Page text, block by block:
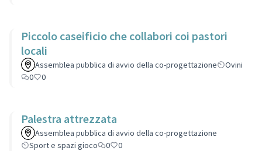
Piccolo caseificio che collabori coi pastori
locali
Assemblea pubblica di avvio della co-progettazione
Ovini
0
0
Palestra attrezzata
Assemblea pubblica di avvio della co-progettazione
Sport e spazi gioco
0 0